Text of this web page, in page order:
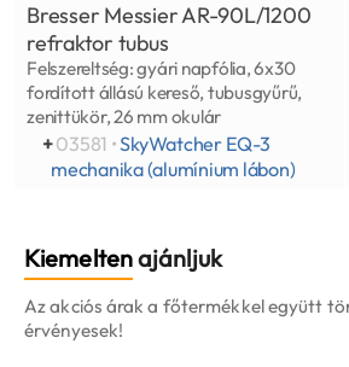
Bresser Messier AR-90L/1200
refraktor tubus
Felszereltség: gyári napfólia, 6x30
fordított állású kereső, tubusgyűrű,
zenittükör, 26 mm okulár
+03581 •SkyWatcher EQ-3
mechanika (alumínium lábon)
Kiemeltenajánljuk
Az akciós árak a főtermékkel együtt
érvényesek!